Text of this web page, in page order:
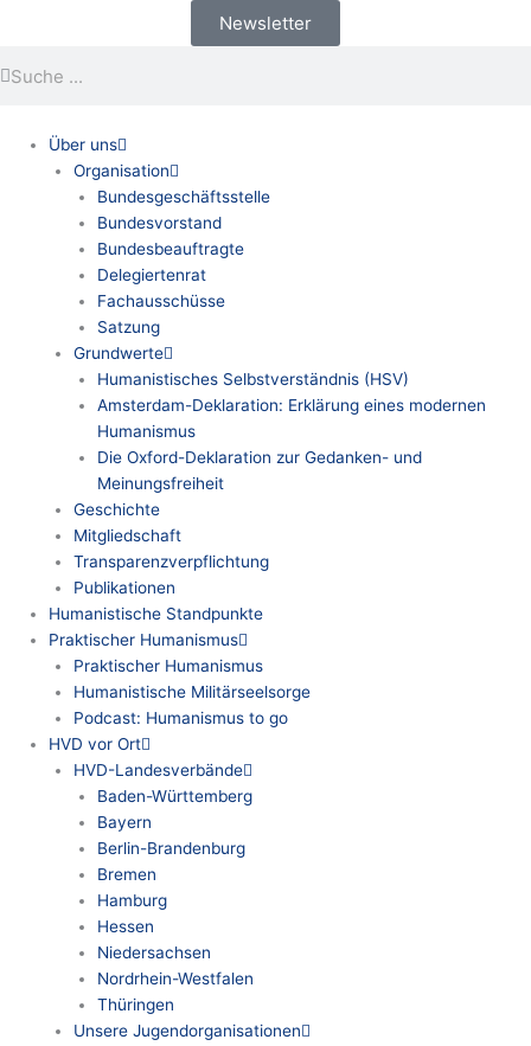
Newsletter
Über uns
Organisation
Bundesgeschäftsstelle
Bundesvorstand
Bundesbeauftragte
Delegiertenrat
Fachausschüsse
Satzung
Grundwerte
Humanistisches Selbstverständnis (HSV)
Amsterdam-Deklaration: Erklärung eines modernen
Humanismus
Die Oxford-Deklaration zur Gedanken- und
Meinungsfreiheit
Geschichte
Mitgliedschaft
Transparenzverpflichtung
Publikationen
Humanistische Standpunkte
Praktischer Humanismus
Praktischer Humanismus
Humanistische Militärseelsorge
Podcast: Humanismus to go
HVD vor Ort
HVD-Landesverbände
Baden-Württemberg
Bayern
Berlin-Brandenburg
Bremen
Hamburg
Hessen
Niedersachsen
Nordrhein-Westfalen
Thüringen
Unsere Jugendorganisationen